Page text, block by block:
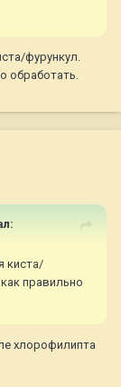
долго
фурункул.
обработать.
киста/
правильно
хлорофилипта